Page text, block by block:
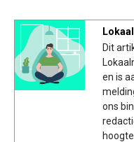
Dit
en is
ons